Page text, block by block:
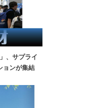
、サプライ
ョンが集結